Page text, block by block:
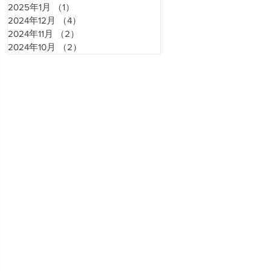
2025年1月
（1）
2024年12月
（4）
2024年11月
（2）
2024年10月
（2）